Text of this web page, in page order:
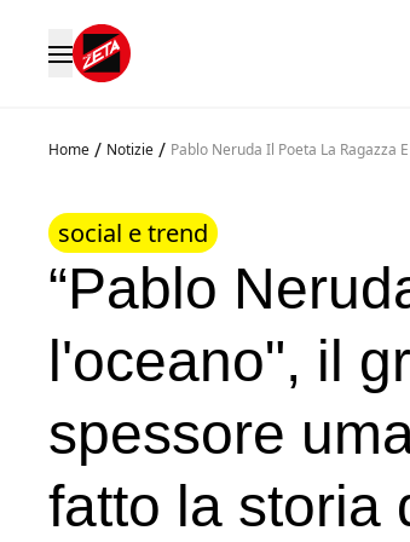
Home / Notizie / Pablo Neruda Il Poeta La Ragazza
social e trend
“Pablo
l'oceano", il
spessore
fatto la storia